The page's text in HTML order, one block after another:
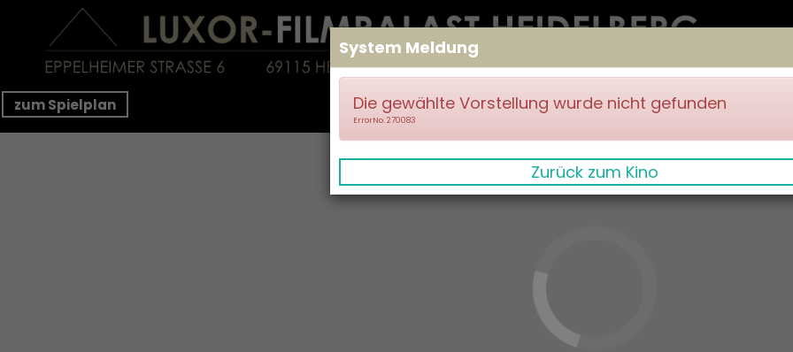
zum Spielplan
System Meldung
Die gewählte Vorstellung wurde nicht gefunden
ErrorNo. 270083
Zurück zum Kino